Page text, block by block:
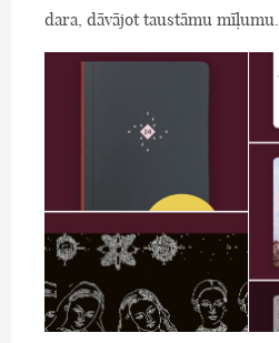
dara, dāvājot taustāmu mīļumu.